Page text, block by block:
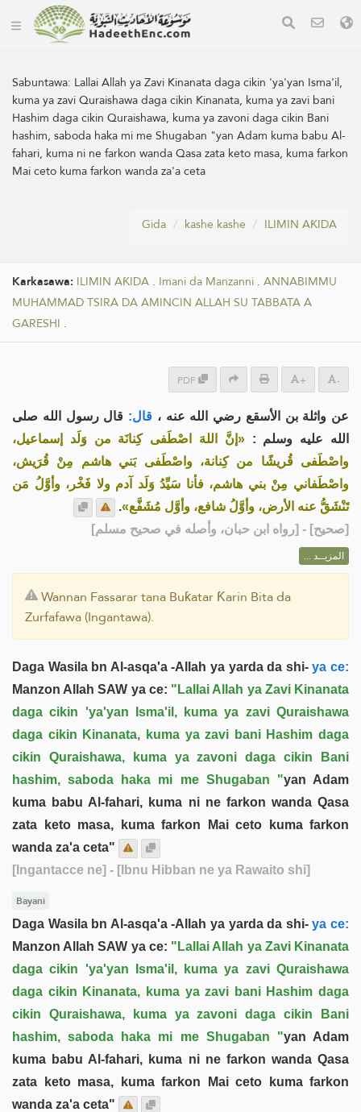
Sabuntawa: Lallai Allah ya Zavi Kinanata daga cikin 'ya'yan Isma'il,
kuma ya zavi Quraishawa daga cikin Kinanata, kuma ya zavi bani
Hashim daga cikin Quraishawa, kuma ya zavoni daga cikin Bani
hashim, saboda haka mi me Shugaban "yan Adam kuma babu Al-
fahari, kuma ni ne farkon wanda Qasa zata keto masa, kuma farkon
Mai ceto kuma farkon wanda za'a ceta
Gida kashe kashe ILIMIN AƘIDA
Karkasawa: ILIMIN AƘIDA . Imani da Manzanni . ANNABIMMU
MUHAMMAD TSIRA DA AMINCIN ALLAH SU TABBATA A
GARESHI .
PDF + -
عن واثلة بن الأسقع رضي الله عنه ، قال: قال رسول الله صلى
الله عليه وسلم :«إنَّ اللهَ اصْطَفى كِنانَة من وَلَد إسماعيل،
واصْطَفى قُريشًا من كِنانة، واصْطَفى بَني هاشم مِنْ قُرَيش،
واصْطَفاني مِنْ بني هاشم، فأنا سَيِّدُ وَلَد آدم ولا فَخْر، وأوَّلُ مَن
تَنْشَقُّ عنه الأرض، وأوَّلُ شافع، وأوَّل مُشَفَّع».
[صحيح] - [رواه ابن حبان، وأصله في صحيح مسلم]
المزيــد ...
Wannan Fassarar tana Buƙatar Ƙarin Bita da
Zurfafawa (Ingantawa).
Daga Wasila bn Al-asqa'a -Allah ya yarda da shi-ya ce:
Manzon Allah SAW ya ce: "Lallai Allah ya Zavi Kinanata
daga cikin 'ya'yan Isma'il, kuma ya zavi Quraishawa
daga cikin Kinanata, kuma ya zavi bani Hashim daga
cikin Quraishawa, kuma ya zavoni daga cikin Bani
hashim, saboda haka mi me Shugaban "yan Adam
kuma babu Al-fahari, kuma ni ne farkon wanda Qasa
zata keto masa, kuma farkon Mai ceto kuma farkon
wanda za'a ceta"
[Ingantacce ne] - [Ibnu Hibban ne ya Rawaito shi]
Bayani
Daga Wasila bn Al-asqa'a -Allah ya yarda da shi-ya ce:
Manzon Allah SAW ya ce: "Lallai Allah ya Zavi Kinanata
daga cikin 'ya'yan Isma'il, kuma ya zavi Quraishawa
daga cikin Kinanata, kuma ya zavi bani Hashim daga
cikin Quraishawa, kuma ya zavoni daga cikin Bani
hashim, saboda haka mi me Shugaban "yan Adam
kuma babu Al-fahari, kuma ni ne farkon wanda Qasa
zata keto masa, kuma farkon Mai ceto kuma farkon
wanda za'a ceta"